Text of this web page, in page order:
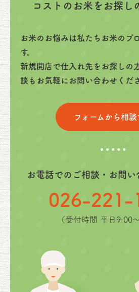
コストのお米をお探し
お米のお悩みは私たちお米のプ
す。
新規開店で仕入れ先をお探しの
談もお気軽にお問い合わせくだ
フォームから相談
お電話でのご相談・お問い
026-221-
（受付時間 平日9:00